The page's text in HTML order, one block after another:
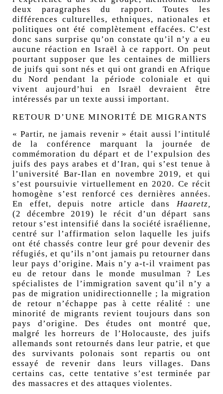
deux paragraphes du rapport. Toutes les
différences culturelles, ethniques, nationales et
politiques ont été complètement effacées. C’est
donc sans surprise qu’on constate qu’il n’y a eu
aucune réaction en Israël à ce rapport. On peut
pourtant supposer que les centaines de milliers
de juifs qui sont nés et qui ont grandi en Afrique
du Nord pendant la période coloniale et qui
vivent aujourd’hui en Israël devraient être
intéressés par un texte aussi important.
RETOUR D’UNE MINORITÉ DE MIGRANTS
« Partir, ne jamais revenir » était aussi l’intitulé
de la conférence marquant la journée de
commémoration du départ et de l’expulsion des
juifs des pays arabes et d’Iran, qui s’est tenue à
l’université Bar-Ilan en novembre 2019, et qui
s’est poursuivie virtuellement en 2020. Ce récit
homogène s’est renforcé ces dernières années.
En effet, depuis notre article dansHaaretz,
(2 décembre 2019) le récit d’un départ sans
retour s’est intensifié dans la société israélienne,
centré sur l’affirmation selon laquelle les juifs
ont été chassés contre leur gré pour devenir des
réfugiés, et qu’ils n’ont jamais pu retourner dans
leur pays d’origine. Mais n’y a-t-il vraiment pas
eu de retour dans le monde musulman
? Les
spécialistes de l’immigration savent qu’il n’y a
pas de migration unidirectionnelle ; la migration
de retour n’échappe pas à cette réalité : une
minorité de migrants revient toujours dans son
pays d’origine. Des études ont montré que,
malgré les horreurs de l’Holocauste, des juifs
allemands sont retournés dans leur patrie, et que
des survivants polonais sont repartis ou ont
essayé de revenir dans leurs villages. Dans
certains cas, cette tentative s’est terminée par
des massacres et des attaques violentes.